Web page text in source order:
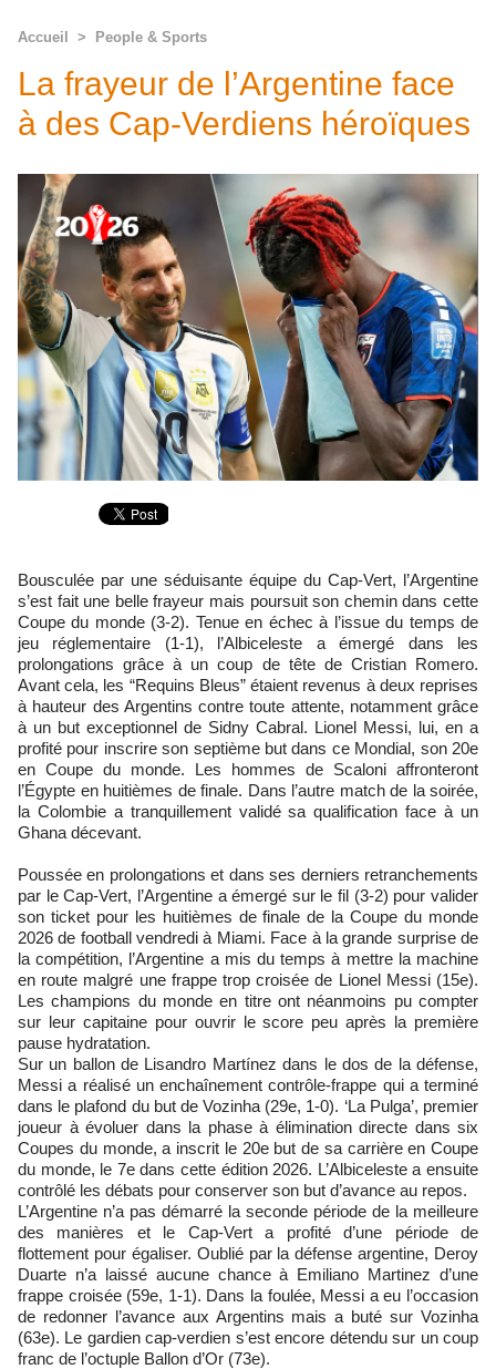
Accueil > People & Sports
La frayeur de l’Argentine face
à des Cap-Verdiens héroïques
Bousculée par une séduisante équipe du Cap-Vert, l’Argentine
s’est fait une belle frayeur mais poursuit son chemin dans cette
Coupe du monde (3-2). Tenue en échec à l’issue du temps de
jeu réglementaire (1-1), l’Albiceleste a émergé dans les
prolongations grâce à un coup de tête de Cristian Romero.
Avant cela, les “Requins Bleus” étaient revenus à deux reprises
à hauteur des Argentins contre toute attente, notamment grâce
à un but exceptionnel de Sidny Cabral. Lionel Messi, lui, en a
profité pour inscrire son septième but dans ce Mondial, son 20e
en Coupe du monde. Les hommes de Scaloni affronteront
l’Égypte en huitièmes de finale. Dans l’autre match de la soirée,
la Colombie a tranquillement validé sa qualification face à un
Ghana décevant.
Poussée en prolongations et dans ses derniers retranchements
par le Cap-Vert, l’Argentine a émergé sur le fil (3-2) pour valider
son ticket pour les huitièmes de finale de la Coupe du monde
2026 de football vendredi à Miami. Face à la grande surprise de
la compétition, l’Argentine a mis du temps à mettre la machine
en route malgré une frappe trop croisée de Lionel Messi (15e).
Les champions du monde en titre ont néanmoins pu compter
sur leur capitaine pour ouvrir le score peu après la première
pause hydratation.
Sur un ballon de Lisandro Martínez dans le dos de la défense,
Messi a réalisé un enchaînement contrôle-frappe qui a terminé
dans le plafond du but de Vozinha (29e, 1-0). ‘La Pulga’, premier
joueur à évoluer dans la phase à élimination directe dans six
Coupes du monde, a inscrit le 20e but de sa carrière en Coupe
du monde, le 7e dans cette édition 2026. L’Albiceleste a ensuite
contrôlé les débats pour conserver son but d’avance au repos.
L’Argentine n’a pas démarré la seconde période de la meilleure
des manières et le Cap-Vert a profité d’une période de
flottement pour égaliser. Oublié par la défense argentine, Deroy
Duarte n’a laissé aucune chance à Emiliano Martinez d’une
frappe croisée (59e, 1-1). Dans la foulée, Messi a eu l’occasion
de redonner l’avance aux Argentins mais a buté sur Vozinha
(63e). Le gardien cap-verdien s’est encore détendu sur un coup
franc de l’octuple Ballon d’Or (73e).